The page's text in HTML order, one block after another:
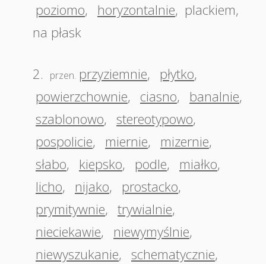
poziomo, horyzontalnie, plackiem,
na płask
2. przen. przyziemnie, płytko,
powierzchownie, ciasno, banalnie,
szablonowo, stereotypowo,
pospolicie, miernie, mizernie,
słabo, kiepsko, podle, miałko,
licho, nijako, prostacko,
prymitywnie, trywialnie,
nieciekawie, niewymyślnie,
niewyszukanie, schematycznie,